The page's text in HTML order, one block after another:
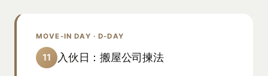
MOVE-IN DAY · D-DAY
11 入伙日：搬屋公司揀法